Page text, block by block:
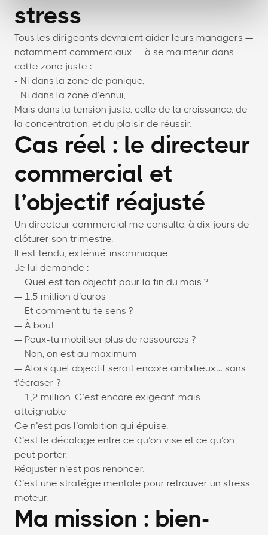
stress
Tous les dirigeants devraient aider leurs managers —
notamment commerciaux — à se maintenir dans
cette zone juste :
- Ni dans la zone de panique,
- Ni dans la zone d’ennui,
Mais dans la tension juste, celle de la croissance, de
la concentration, et du plaisir de réussir.
Cas réel : le directeur
commercial et
l’objectif réajusté
Un directeur commercial me consulte, à dix jours de
clôturer son trimestre.
Il est tendu, exténué, insomniaque.
Je lui demande :
— Quel est ton objectif pour la fin du mois ?
— 1,5 million d’euros
— Et comment tu te sens ?
— À bout
— Peux-tu mobiliser plus de ressources ?
— Non, on est au maximum
— Alors quel objectif serait encore ambitieux… sans
t’écraser ?
— 1,2 million. C’est encore exigeant, mais
atteignable
Ce n’est pas l’ambition qui épuise.
C’est le décalage entre ce qu’on vise et ce qu’on
peut porter.
Réajuster n’est pas renoncer.
C’est une stratégie mentale pour retrouver un stress
moteur.
Ma mission : bien-